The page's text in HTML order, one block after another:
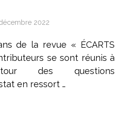
2022
de la revue « ÉCARTS
se sont réunis à
des questions
en ressort …